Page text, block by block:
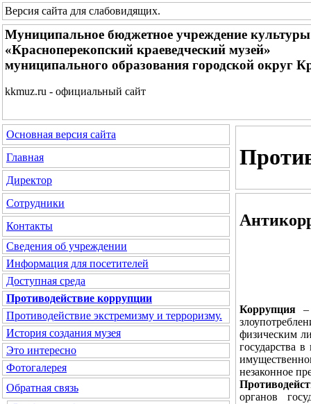
Версия сайта для слабовидящих.
Муниципальное бюджетное учреждение культуры
«Красноперекопский краеведческий музей»
муниципального образования городской округ
kkmuz.ru - официальный сайт
Основная версия сайта
Главная
Директор
Сотрудники
Контакты
Сведения об учреждении
Информация для посетителей
Доступная среда
Противодействие коррупции
Противодействие экстремизму и терроризму.
История создания музея
Это интересно
Фотогалерея
Обратная связь
Коррупция –
физическим
государства
незаконное
органов